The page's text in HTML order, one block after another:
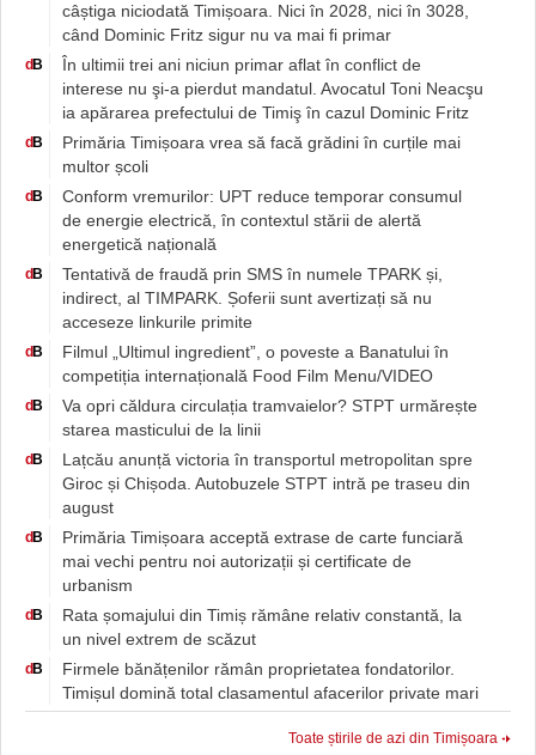
câștiga niciodată Timișoara. Nici în 2028, nici în 3028,
când Dominic Fritz sigur nu va mai fi primar
d B
În ultimii trei ani niciun primar aflat în conflict de
interese nu şi-a pierdut mandatul. Avocatul Toni Neacşu
ia apărarea prefectului de Timiş în cazul Dominic Fritz
d B
Primăria Timișoara vrea să facă grădini în curțile mai
multor școli
d B
Conform vremurilor: UPT reduce temporar consumul
de energie electrică, în contextul stării de alertă
energetică națională
d B
Tentativă de fraudă prin SMS în numele TPARK și,
indirect, al TIMPARK. Șoferii sunt avertizați să nu
acceseze linkurile primite
d B
Filmul „Ultimul ingredient”, o poveste a Banatului în
competiția internațională Food Film Menu/VIDEO
d B
Va opri căldura circulația tramvaielor? STPT urmărește
starea masticului de la linii
d B
Lațcău anunță victoria în transportul metropolitan spre
Giroc și Chișoda. Autobuzele STPT intră pe traseu din
august
d B
Primăria Timișoara acceptă extrase de carte funciară
mai vechi pentru noi autorizații și certificate de
urbanism
d B
Rata șomajului din Timiș rămâne relativ constantă, la
un nivel extrem de scăzut
d B
Firmele bănățenilor rămân proprietatea fondatorilor.
Timișul domină total clasamentul afacerilor private mari
Toate știrile de azi din Timișoara